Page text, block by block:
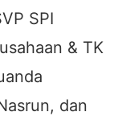
SPI
& TK
dan